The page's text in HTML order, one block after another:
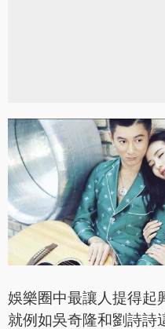
娛樂圈中最讓人提得起
就例如吳奇隆和劉詩詩